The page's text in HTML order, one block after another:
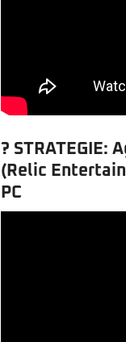
? STRATEGIE:
(Relic
PC